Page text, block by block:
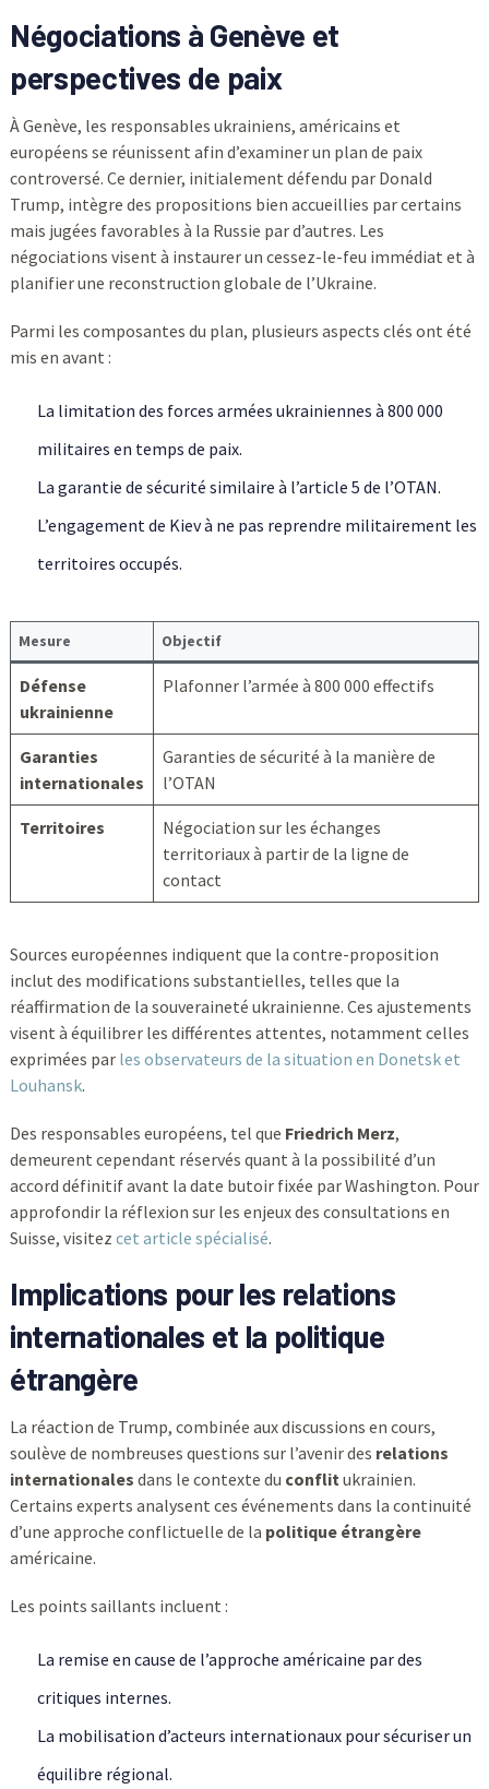
Négociations à Genève et
perspectives de paix
À Genève, les responsables ukrainiens, américains et
européens se réunissent afin d’examiner un plan de paix
controversé. Ce dernier, initialement défendu par Donald
Trump, intègre des propositions bien accueillies par certains
mais jugées favorables à la Russie par d’autres. Les
négociations visent à instaurer un cessez-le-feu immédiat et à
planifier une reconstruction globale de l’Ukraine.
Parmi les composantes du plan, plusieurs aspects clés ont été
mis en avant :
La limitation des forces armées ukrainiennes à 800 000
militaires en temps de paix.
La garantie de sécurité similaire à l’article 5 de l’OTAN.
L’engagement de Kiev à ne pas reprendre militairement les
territoires occupés.
Mesure Objectif
Défense
ukrainienne
Plafonner l’armée à 800 000 effectifs
Garanties
internationales
Garanties de sécurité à la manière de
l’OTAN
Territoires
Négociation sur les échanges
territoriaux à partir de la ligne de
contact
Sources européennes indiquent que la contre-proposition
inclut des modifications substantielles, telles que la
réaffirmation de la souveraineté ukrainienne. Ces ajustements
visent à équilibrer les différentes attentes, notamment celles
exprimées par les observateurs de la situation en Donetsk et
Louhansk.
Des responsables européens, tel que Friedrich Merz,
demeurent cependant réservés quant à la possibilité d’un
accord définitif avant la date butoir fixée par Washington. Pour
approfondir la réflexion sur les enjeux des consultations en
Suisse, visitez cet article spécialisé.
Implications pour les relations
internationales et la politique
étrangère
La réaction de Trump, combinée aux discussions en cours,
soulève de nombreuses questions sur l’avenir des relations
internationales dans le contexte du conflitukrainien.
Certains experts analysent ces événements dans la continuité
d’une approche conflictuelle de la politique étrangère
américaine.
Les points saillants incluent :
La remise en cause de l’approche américaine par des
critiques internes.
La mobilisation d’acteurs internationaux pour sécuriser un
équilibre régional.